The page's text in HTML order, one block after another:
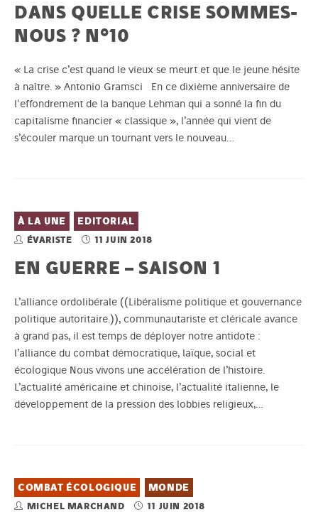
DANS QUELLE CRISE SOMMES-
NOUS ? N°10
« La crise c’est quand le vieux se meurt et que le jeune hésite
à naître. » Antonio Gramsci En ce dixième anniversaire de
l'effondrement de la banque Lehman qui a sonné la fin du
capitalisme financier « classique », l’année qui vient de
s’écouler marque un tournant vers le nouveau…
À LA UNE EDITORIAL
ÉVARISTE 11 JUIN 2018
EN GUERRE – SAISON 1
L’alliance ordolibérale ((Libéralisme politique et gouvernance
politique autoritaire.)), communautariste et cléricale avance
à grand pas, il est temps de déployer notre antidote :
l’alliance du combat démocratique, laïque, social et
écologique Nous vivons une accélération de l’histoire.
L’actualité américaine et chinoise, l’actualité italienne, le
développement de la pression des lobbies religieux,…
COMBAT ÉCOLOGIQUE MONDE
MICHEL MARCHAND 11 JUIN 2018